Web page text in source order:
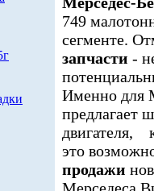
749
сегменте.
запчасти -
Именно для
предлагает
двигателя,
это
продажи